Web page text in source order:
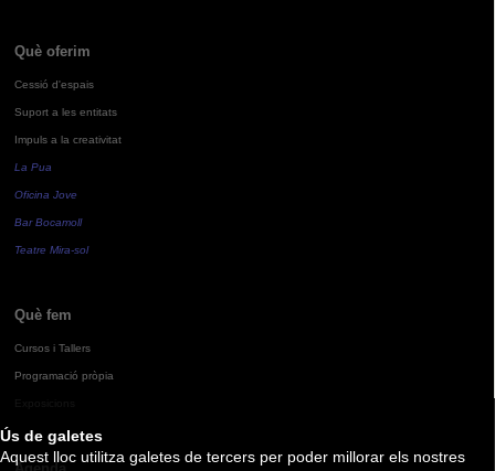
Ús de galetes
Aquest lloc utilitza galetes de tercers per poder millorar els nostres
Què oferim
Cessió d'espais
Suport a les entitats
Impuls a la creativitat
La Pua
Oficina Jove
Bar Bocamoll
Teatre Mira-sol
Què fem
Cursos i Tallers
Programació pròpia